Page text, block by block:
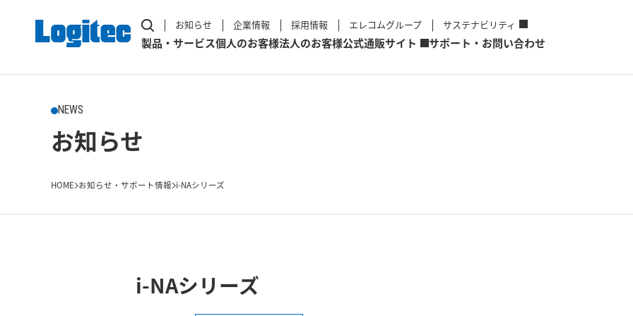
お知らせ 企業情報 採用情報 エレコムグループ サステナビリティ
製品・サービス個人のお客様法人のお客様公式通販サイト サポート・お問い合わせ
NEWS
お知らせ
HOME お知らせ・サポート情報 i-NAシリーズ
i-NAシリーズ